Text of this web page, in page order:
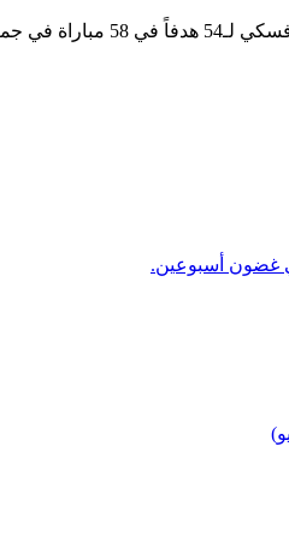
في عام 2019.
غضون أسبوعين.